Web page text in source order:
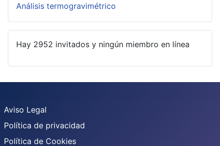
Análisis termogravimétrico
Hay 2952 invitados y ningún miembro en línea
Aviso Legal
Política de privacidad
Política de Cookies